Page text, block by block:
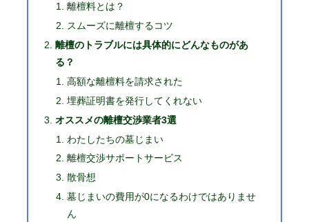
離檀料とは？
スムーズに離檀するコツ
離檀のトラブルには具体的にどんなものがあ
る？
高額な離檀料を請求された
埋葬証明書を発行してくれない
オススメの離檀交渉業者3選
わたしたちの墓じまい
離檀交渉サポートサービス
散骨想
墓じまいの費用が0になるわけではありませ
ん